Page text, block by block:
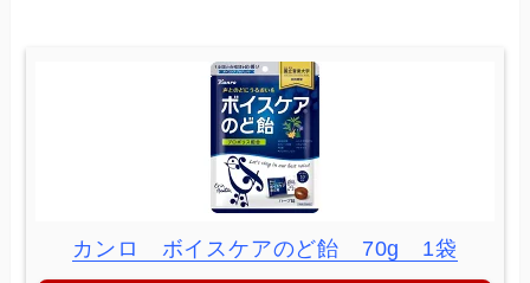
カンロ ボイスケアのど飴 70g 1袋